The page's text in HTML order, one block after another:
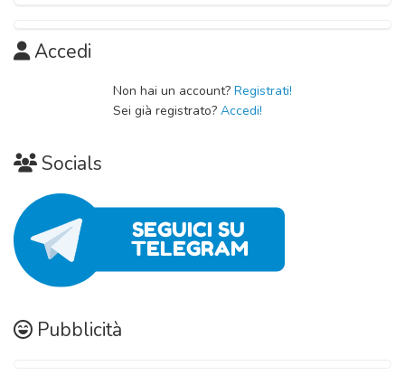
Capitolo 11
Capitolo 01
Accedi
Non hai un account? Registrati!
Sei già registrato? Accedi!
Socials
Pubblicità